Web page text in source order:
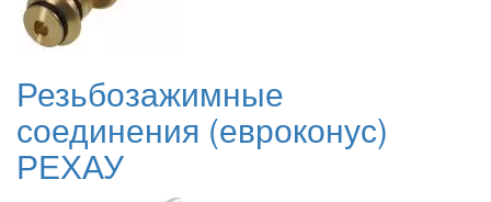
Резьбозажимные
соединения (евроконус)
РЕХАУ